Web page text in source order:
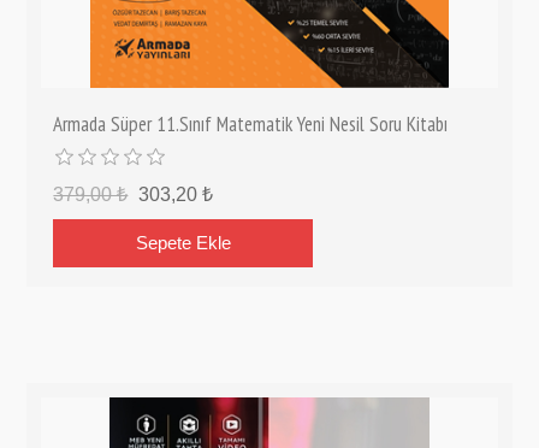
Armada Süper 11.Sınıf Matematik Yeni Nesil Soru Kitabı
379,00 ₺ 303,20 ₺